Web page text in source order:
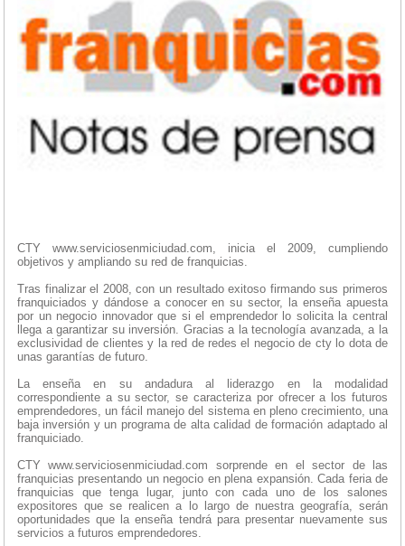
CTY www.serviciosenmiciudad.com, inicia el 2009, cumpliendo
objetivos y ampliando su red de franquicias.
Tras finalizar el 2008, con un resultado exitoso firmando sus primeros
franquiciados y dándose a conocer en su sector, la enseña apuesta
por un negocio innovador que si el emprendedor lo solicita la central
llega a garantizar su inversión. Gracias a la tecnología avanzada, a la
exclusividad de clientes y la red de redes el negocio de cty lo dota de
unas garantías de futuro.
La enseña en su andadura al liderazgo en la modalidad
correspondiente a su sector, se caracteriza por ofrecer a los futuros
emprendedores, un fácil manejo del sistema en pleno crecimiento, una
baja inversión y un programa de alta calidad de formación adaptado al
franquiciado.
CTY www.serviciosenmiciudad.com sorprende en el sector de las
franquicias presentando un negocio en plena expansión. Cada feria de
franquicias que tenga lugar, junto con cada uno de los salones
expositores que se realicen a lo largo de nuestra geografía, serán
oportunidades que la enseña tendrá para presentar nuevamente sus
servicios a futuros emprendedores.